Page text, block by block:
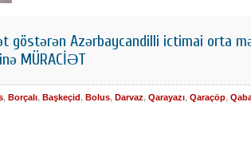
göstərən Azərbaycandilli ictimai orta
MÜRACİƏT
, Borçalı, Başkeçid, Bolus, Darvaz, Qarayazı, Qaraçöp,